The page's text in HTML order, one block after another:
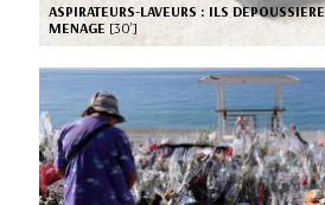
ASPIRATEURS-LAVEURS : ILS
MENAGE [30’]